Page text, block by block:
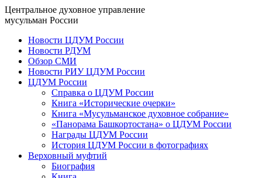
Центральное духовное управление
мусульман России
Новости ЦДУМ России
Новости РДУМ
Обзор СМИ
Новости РИУ ЦДУМ России
ЦДУМ России
Справка о ЦДУМ России
Книга «Исторические очерки»
Книга «Мусульманское духовное собрание»
«Панорама Башкортостана» о ЦДУМ России
Награды ЦДУМ России
История ЦДУМ России в фотографиях
Верховный муфтий
Биография